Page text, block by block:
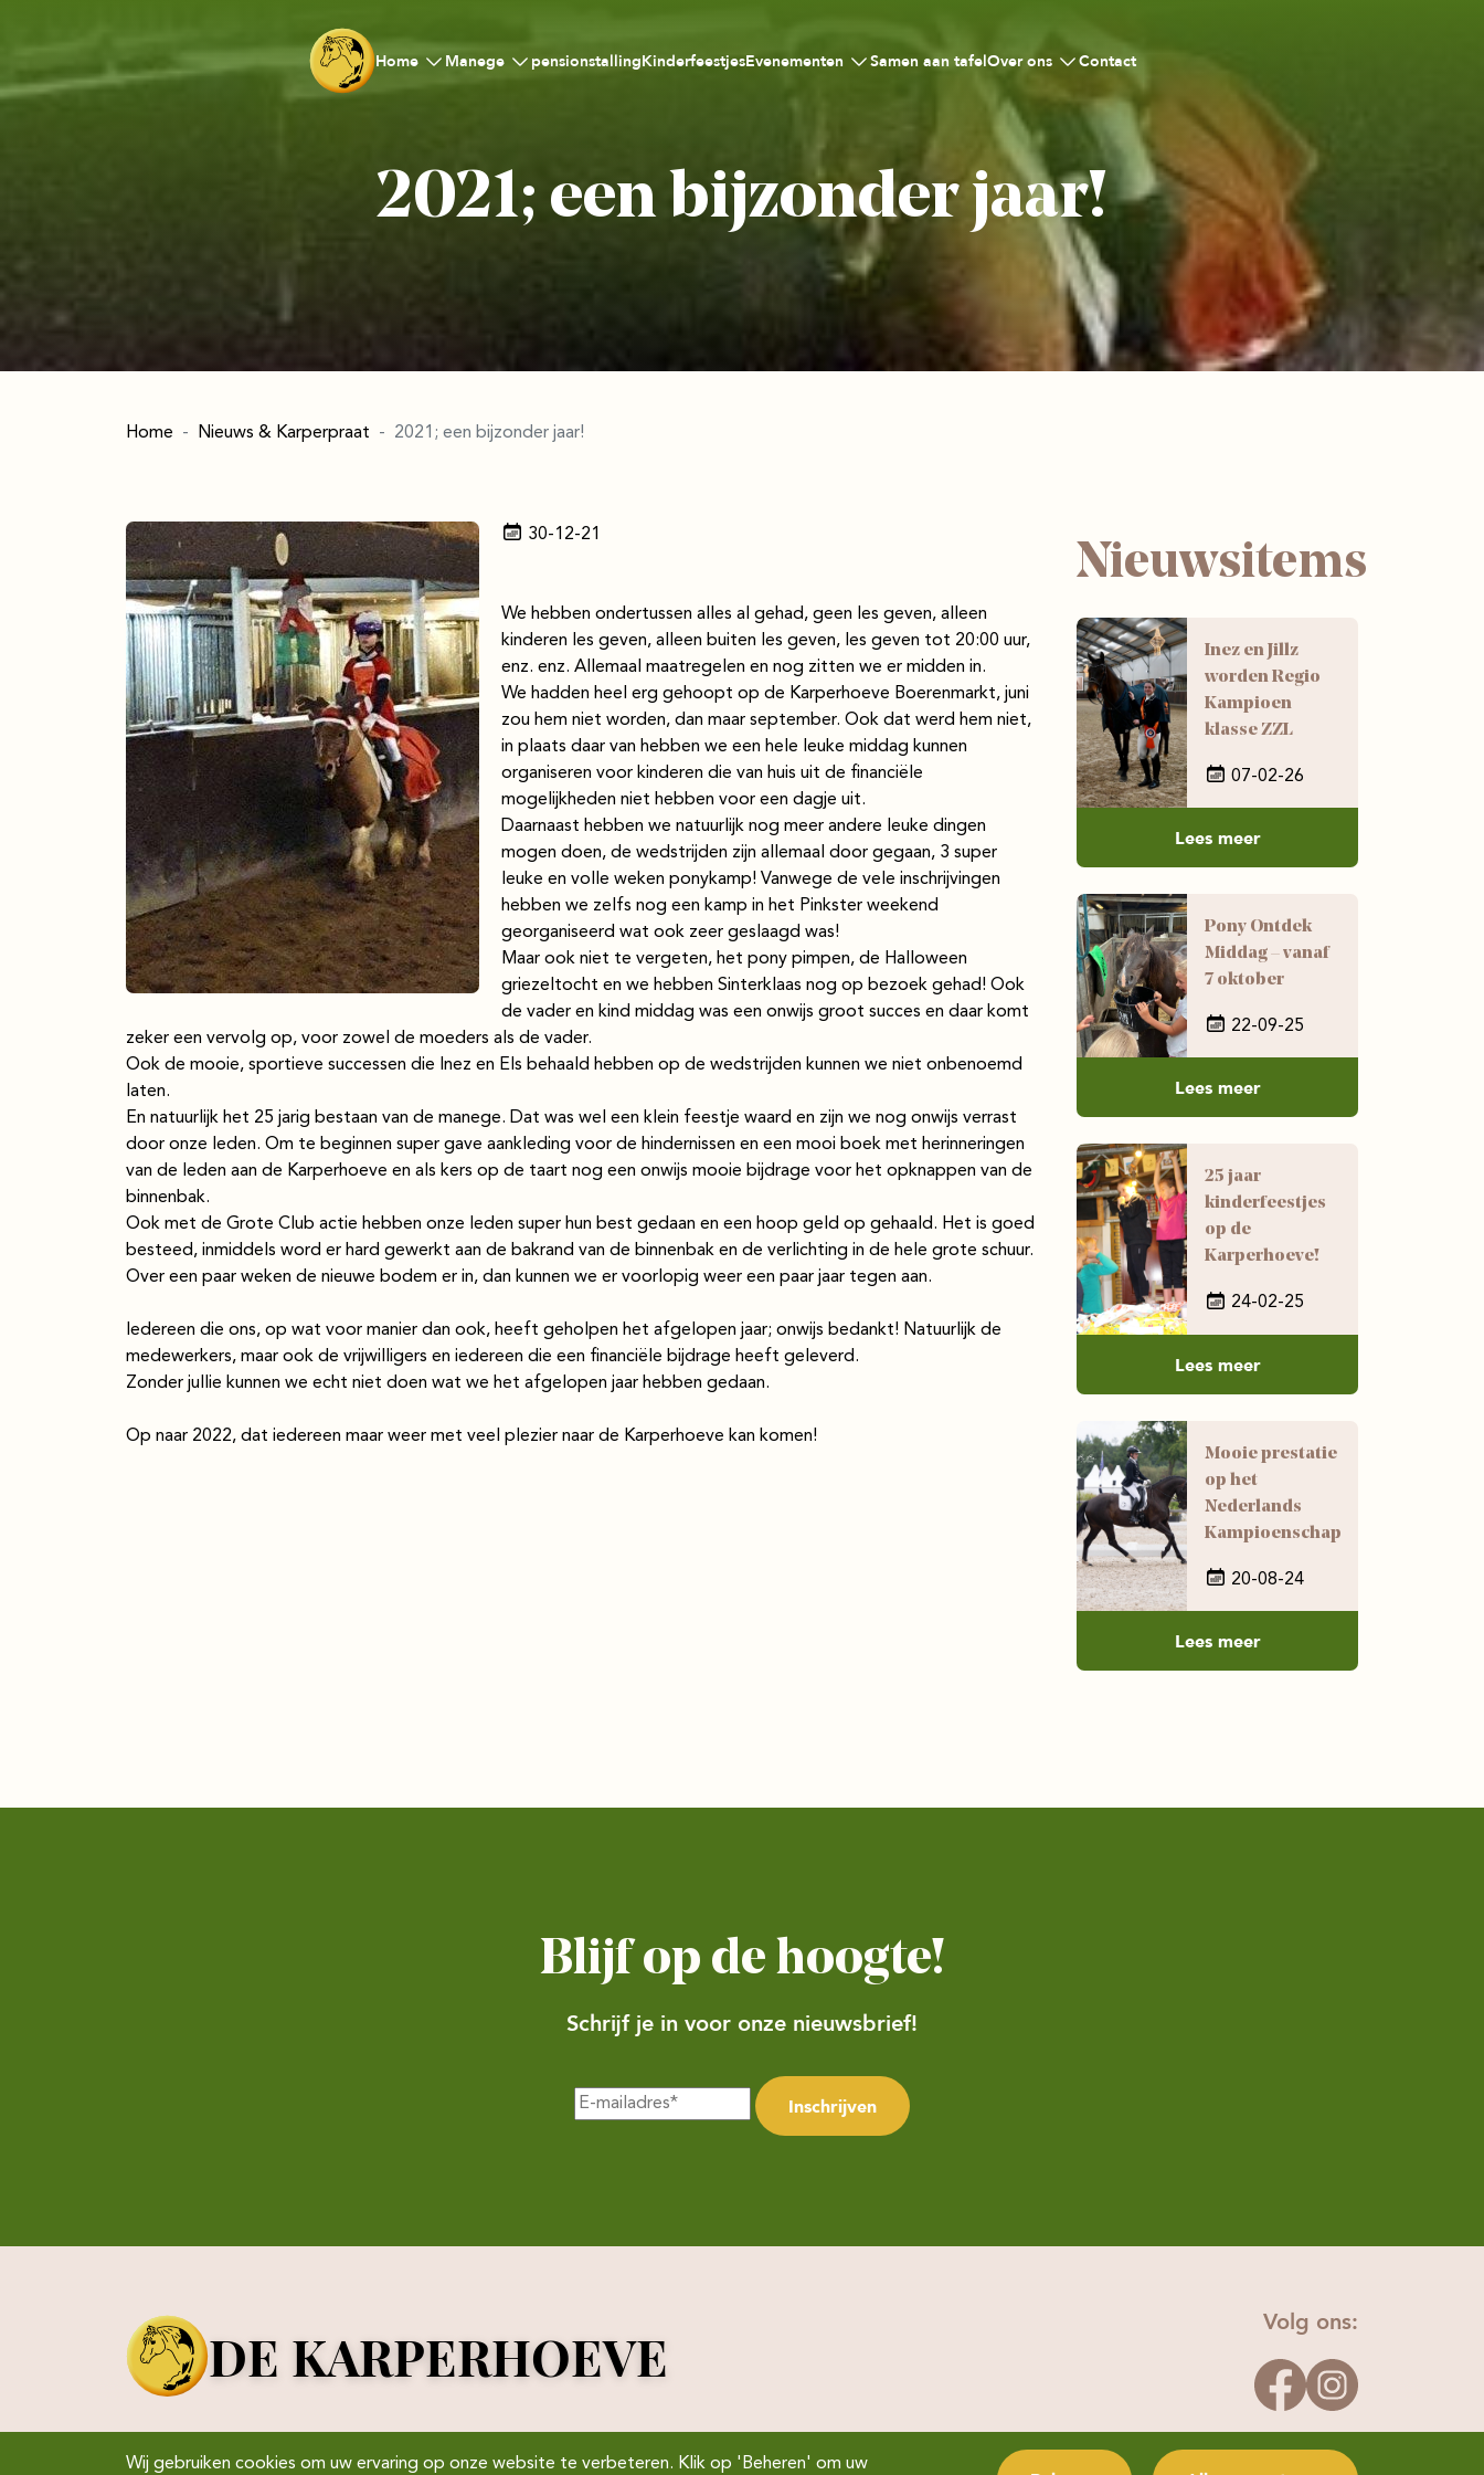
Home Manege pensionstallingKinderfeestjesEvenementen Samen aan tafelOver ons Contact
2021; een bijzonder jaar!
Home Nieuws & Karperpraat 2021; een bijzonder jaar!
30-12-21
We hebben ondertussen alles al gehad, geen les geven, alleen
kinderen les geven, alleen buiten les geven, les geven tot 20:00 uur,
enz. enz. Allemaal maatregelen en nog zitten we er midden in.
We hadden heel erg gehoopt op de Karperhoeve Boerenmarkt, juni
zou hem niet worden, dan maar september. Ook dat werd hem niet,
in plaats daar van hebben we een hele leuke middag kunnen
organiseren voor kinderen die van huis uit de financiële
mogelijkheden niet hebben voor een dagje uit.
Daarnaast hebben we natuurlijk nog meer andere leuke dingen
mogen doen, de wedstrijden zijn allemaal door gegaan, 3 super
leuke en volle weken ponykamp! Vanwege de vele inschrijvingen
hebben we zelfs nog een kamp in het Pinkster weekend
georganiseerd wat ook zeer geslaagd was!
Maar ook niet te vergeten, het pony pimpen, de Halloween
griezeltocht en we hebben Sinterklaas nog op bezoek gehad! Ook
de vader en kind middag was een onwijs groot succes en daar komt
zeker een vervolg op, voor zowel de moeders als de vader.
Ook de mooie, sportieve successen die Inez en Els behaald hebben op de wedstrijden kunnen we niet onbenoemd
laten.
En natuurlijk het 25 jarig bestaan van de manege. Dat was wel een klein feestje waard en zijn we nog onwijs verrast
door onze leden. Om te beginnen super gave aankleding voor de hindernissen en een mooi boek met herinneringen
van de leden aan de Karperhoeve en als kers op de taart nog een onwijs mooie bijdrage voor het opknappen van de
binnenbak.
Ook met de Grote Club actie hebben onze leden super hun best gedaan en een hoop geld op gehaald. Het is goed
besteed, inmiddels word er hard gewerkt aan de bakrand van de binnenbak en de verlichting in de hele grote schuur.
Over een paar weken de nieuwe bodem er in, dan kunnen we er voorlopig weer een paar jaar tegen aan.
Iedereen die ons, op wat voor manier dan ook, heeft geholpen het afgelopen jaar; onwijs bedankt! Natuurlijk de
medewerkers, maar ook de vrijwilligers en iedereen die een financiële bijdrage heeft geleverd.
Zonder jullie kunnen we echt niet doen wat we het afgelopen jaar hebben gedaan.
Op naar 2022, dat iedereen maar weer met veel plezier naar de Karperhoeve kan komen!
Nieuwsitems
Inez en Jillz
worden Regio
Kampioen
klasse ZZL
07-02-26
Lees meer
Pony Ontdek
Middag – vanaf
7 oktober
22-09-25
Lees meer
25 jaar
kinderfeestjes
op de
Karperhoeve!
24-02-25
Lees meer
Mooie prestatie
op het
Nederlands
Kampioenschap
20-08-24
Lees meer
Blijf op de hoogte!
Schrijf je in voor onze nieuwsbrief!
Inschrijven
DE KARPERHOEVE
Volg ons:
Wij gebruiken cookies om uw ervaring op onze website te verbeteren. Klik op 'Beheren' om uw